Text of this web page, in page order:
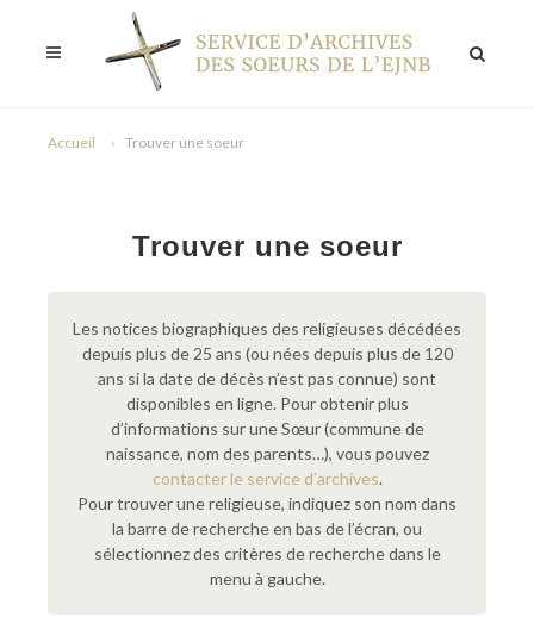
Accueil Trouver une soeur
Trouver une soeur
Les notices biographiques des religieuses décédées
depuis plus de 25 ans (ou nées depuis plus de 120
ans si la date de décès n’est pas connue) sont
disponibles en ligne. Pour obtenir plus
d’informations sur une Sœur (commune de
naissance, nom des parents…), vous pouvez
contacter le service d’archives.
Pour trouver une religieuse, indiquez son nom dans
la barre de recherche en bas de l’écran, ou
sélectionnez des critères de recherche dans le
menu à gauche.